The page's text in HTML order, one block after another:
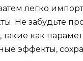
легко
Не забудьте
такие как
эффекты,